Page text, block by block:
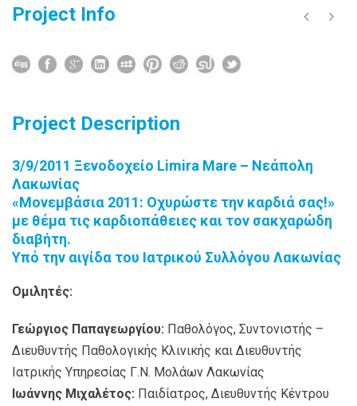
Project Info
Project Description
3/9/2011 Ξενοδοχείο Limira Mare – Νεάπολη
Λακωνίας
«Μονεμβάσια 2011: Οχυρώστε την καρδιά σας!»
με θέμα τις καρδιοπάθειες και τον σακχαρώδη
διαβήτη.
Υπό την αιγίδα του Ιατρικού Συλλόγου Λακωνίας
Ομιλητές:
Γεώργιος Παπαγεωργίου: Παθολόγος, Συντονιστής –
Διευθυντής Παθολογικής Κλινικής και Διευθυντής
Ιατρικής Υπηρεσίας Γ.Ν. Μολάων Λακωνίας
Ιωάννης Μιχαλέτος: Παιδίατρος, Διευθυντής Κέντρου